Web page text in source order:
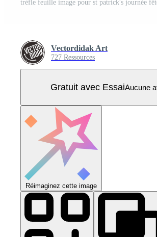
Vectordidak Art
727 Ressources
Gratuit avec EssaiAucune
Réimaginez cette image